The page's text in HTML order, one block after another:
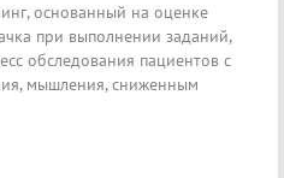
основанный на оценке
при выполнении заданий,
обследования пациентов с
мышления, сниженным